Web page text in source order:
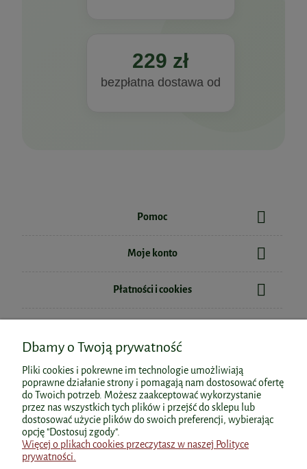
229 zł
bezpłatna dostawa od
Pomoc
Moje konto
Płatności i cookies
O nas
Polecane kategorie
Dbamy o Twoją prywatność
Pliki cookies i pokrewne im technologie umożliwiają
poprawne działanie strony i pomagają nam dostosować ofertę
do Twoich potrzeb. Możesz zaakceptować wykorzystanie
przez nas wszystkich tych plików i przejść do sklepu lub
dostosować użycie plików do swoich preferencji, wybierając
opcję "Dostosuj zgody".
Więcej o plikach cookies przeczytasz w naszej Polityce
prywatności.